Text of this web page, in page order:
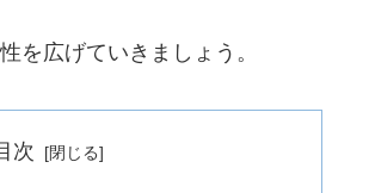
を広げていきましょう。
次